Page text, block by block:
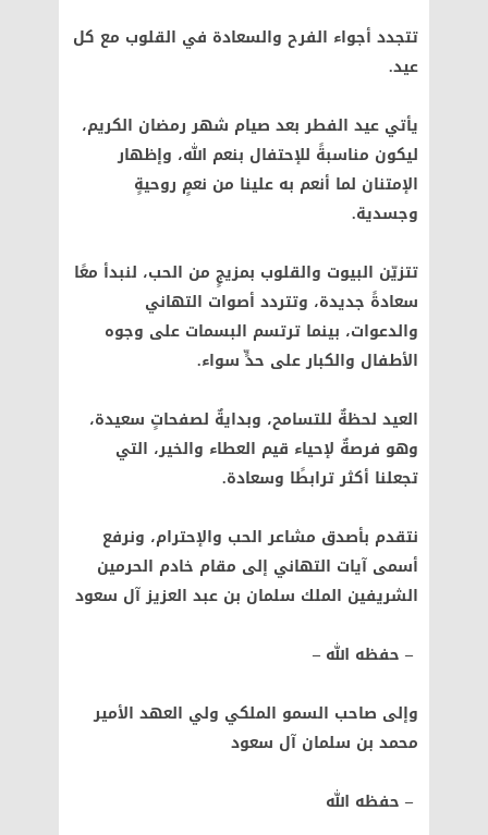
تتجدد أجواء الفرح والسعادة في القلوب مع كل
عيد.
يأتي عيد الفطر بعد صيام شهر رمضان الكريم،
ليكون مناسبةً للإحتفال بنعم الله، وإظهار
الإمتنان لما أنعم به علينا من نعمٍ روحيةٍ
وجسدية.
تتزيّن البيوت والقلوب بمزيجٍ من الحب، لنبدأ معًا
سعادةً جديدة، وتتردد أصوات التهاني
والدعوات، بينما ترتسم البسمات على وجوه
الأطفال والكبار على حدٍّ سواء.
العيد لحظةٌ للتسامح، وبدايةٌ لصفحاتٍ سعيدة،
وهو فرصةٌ لإحياء قيم العطاء والخير، التي
تجعلنا أكثر ترابطًا وسعادة.
نتقدم بأصدق مشاعر الحب والإحترام، ونرفع
أسمى آيات التهاني إلى مقام خادم الحرمين
الشريفين الملك سلمان بن عبد العزيز آل سعود
– حفظه الله –
وإلى صاحب السمو الملكي ولي العهد الأمير
محمد بن سلمان آل سعود
– حفظه الله